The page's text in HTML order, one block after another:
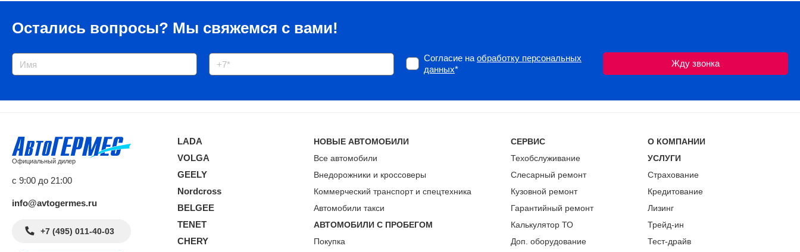
Остались вопросы? Мы свяжемся с вами!
Согласие на обработку персональных
данных*
Официальный дилер
с 9:00 до 21:00
info@avtogermes.ru
+7 (495) 011-40-03
LADA
VOLGA
GEELY
Nordcross
BELGEE
TENET
CHERY
НОВЫЕ АВТОМОБИЛИ
Все автомобили
Внедорожники и кроссоверы
Коммерческий транспорт и спецтехника
Автомобили такси
АВТОМОБИЛИ С ПРОБЕГОМ
Покупка
СЕРВИС
Техобслуживание
Слесарный ремонт
Кузовной ремонт
Гарантийный ремонт
Калькулятор ТО
Доп. оборудование
О КОМПАНИИ
УСЛУГИ
Страхование
Кредитование
Лизинг
Трейд-ин
Тест-драйв